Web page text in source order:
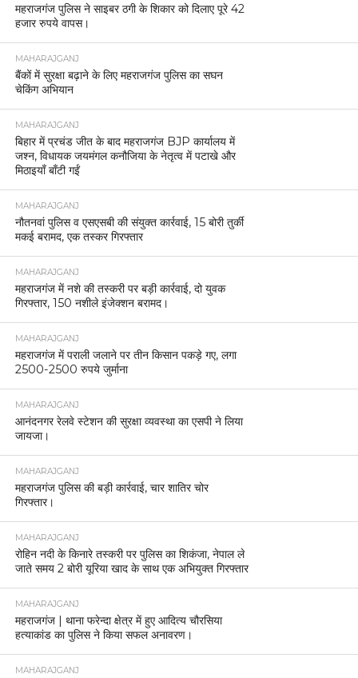
महराजगंज पुलिस ने साइबर ठगी के शिकार को दिलाए पूरे 42
हजार रुपये वापस।
MAHARAJGANJ
बैंकों में सुरक्षा बढ़ाने के लिए महराजगंज पुलिस का सघन
चेकिंग अभियान
MAHARAJGANJ
बिहार में प्रचंड जीत के बाद महराजगंज BJP कार्यालय में
जश्न, विधायक जयमंगल कनौजिया के नेतृत्व में पटाखे और
मिठाइयाँ बाँटी गईं
MAHARAJGANJ
नौतनवां पुलिस व एसएसबी की संयुक्त कार्रवाई, 15 बोरी तुर्की
मकई बरामद, एक तस्कर गिरफ्तार
MAHARAJGANJ
महराजगंज में नशे की तस्करी पर बड़ी कार्रवाई, दो युवक
गिरफ्तार, 150 नशीले इंजेक्शन बरामद।
MAHARAJGANJ
महराजगंज में पराली जलाने पर तीन किसान पकड़े गए, लगा
2500-2500 रुपये जुर्माना
MAHARAJGANJ
आनंदनगर रेलवे स्टेशन की सुरक्षा व्यवस्था का एसपी ने लिया
जायजा।
MAHARAJGANJ
महराजगंज पुलिस की बड़ी कार्रवाई, चार शातिर चोर
गिरफ्तार।
MAHARAJGANJ
रोहिन नदी के किनारे तस्करी पर पुलिस का शिकंजा, नेपाल ले
जाते समय 2 बोरी यूरिया खाद के साथ एक अभियुक्त गिरफ्तार
MAHARAJGANJ
महराजगंज | थाना फरेन्दा क्षेत्र में हुए आदित्य चौरसिया
हत्याकांड का पुलिस ने किया सफल अनावरण।
MAHARAJGANJ